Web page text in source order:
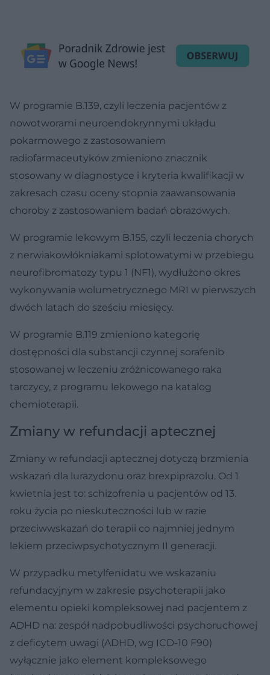
W programie B.139, czyli leczenia pacjentów z
nowotworami neuroendokrynnymi układu
pokarmowego z zastosowaniem
radiofarmaceutyków zmieniono znacznik
stosowany w diagnostyce i kryteria kwalifikacji w
zakresach czasu oceny stopnia zaawansowania
choroby z zastosowaniem badań obrazowych.
W programie lekowym B.155, czyli leczenia chorych
z nerwiakowłókniakami splotowatymi w przebiegu
neurofibromatozy typu 1 (NF1), wydłużono okres
wykonywania wolumetrycznego MRI w pierwszych
dwóch latach do sześciu miesięcy.
W programie B.119 zmieniono kategorię
dostępności dla substancji czynnej sorafenib
stosowanej w leczeniu zróżnicowanego raka
tarczycy, z programu lekowego na katalog
chemioterapii.
Zmiany w refundacji aptecznej
Zmiany w refundacji aptecznej dotyczą brzmienia
wskazań dla lurazydonu oraz brexpiprazolu. Od 1
kwietnia jest to: schizofrenia u pacjentów od 13.
roku życia po nieskuteczności lub w razie
przeciwwskazań do terapii co najmniej jednym
lekiem przeciwpsychotycznym II generacji.
W przypadku metylfenidatu we wskazaniu
refundacyjnym w zakresie psychoterapii jako
elementu opieki kompleksowej nad pacjentem z
ADHD na: zespół nadpobudliwości psychoruchowej
z deficytem uwagi (ADHD, wg ICD-10 F90)
wyłącznie jako element kompleksowego